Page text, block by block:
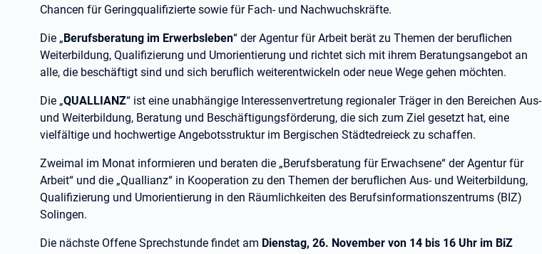
Chancen für Geringqualifizierte sowie für Fach- und Nachwuchskräfte.
Die „Berufsberatung im Erwerbsleben“ der Agentur für Arbeit berät zu Themen der beruflichen
Weiterbildung, Qualifizierung und Umorientierung und richtet sich mit ihrem Beratungsangebot an
alle, die beschäftigt sind und sich beruflich weiterentwickeln oder neue Wege gehen möchten.
Die „QUALLIANZ“ ist eine unabhängige Interessenvertretung regionaler Träger in den Bereichen Aus-
und Weiterbildung, Beratung und Beschäftigungsförderung, die sich zum Ziel gesetzt hat, eine
vielfältige und hochwertige Angebotsstruktur im Bergischen Städtedreieck zu schaffen.
Zweimal im Monat informieren und beraten die „Berufsberatung für Erwachsene“ der Agentur für
Arbeit“ und die „Quallianz“ in Kooperation zu den Themen der beruflichen Aus- und Weiterbildung,
Qualifizierung und Umorientierung in den Räumlichkeiten des Berufsinformationszentrums (BIZ)
Solingen.
Die nächste Offene Sprechstunde findet am Dienstag, 26. November von 14 bis 16 Uhr im BiZ